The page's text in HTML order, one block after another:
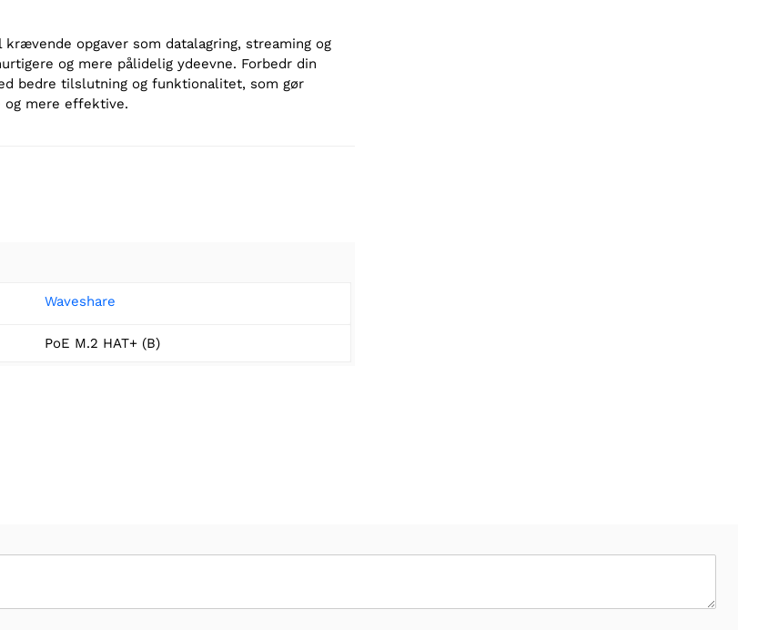
opgaver som datalagring, streaming og
og mere pålidelig ydeevne. Forbedr din
bedre tilslutning og funktionalitet, som gør
og mere effektive.
Waveshare
PoE M.2 HAT+ (B)